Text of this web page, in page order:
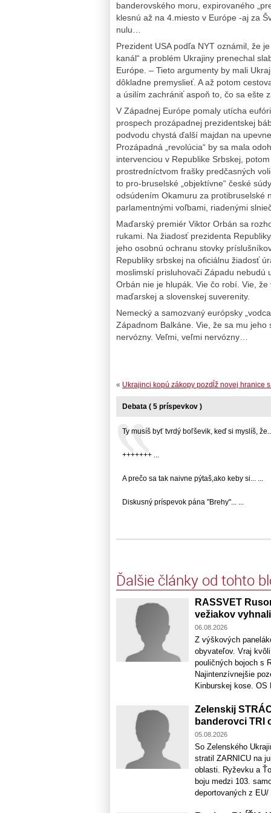
banderovského moru, expirovaného
klesnú až na 4.miesto v Európe -aj za
nulu…
Prezident USA podľa NYT oznámil, že
kanál“ a problém Ukrajiny prenechal
Európe. – Tieto argumenty by mali
dôkladne premyslieť. A až potom
a úsilím zachrániť aspoň to, čo sa ešte
V Západnej Európe pomaly utícha
prospech prozápadnej prezidentskej
podvodu chystá ďalší majdan na
Prozápadná „revolúcia“ by sa mala
intervenciou v Republike Srbskej,
prostredníctvom frašky predčasných
to pro-bruselské „objektívne“ české
odsúdením Okamuru za protibruselské
parlamentnými voľbami, riadenými
Maďarský premiér Viktor Orbán sa
rukami. Na žiadosť prezidenta
jeho osobnú ochranu stovky
Republiky srbskej na oficiálnu žiadosť
moslimskí prisluhovači Západu nebudú
Orbán nie je hlupák. Vie čo robí. Vie,
maďarskej a slovenskej suverenity.
Nemecký a samozvaný európsky
Západnom Balkáne. Vie, že sa mu jeho
nervózny. Veľmi, veľmi nervózny…
« Ukrajinci kopú zákopy pozdĺž novej hranice
Debata ( 5 príspevkov )
Ty musíš byť tvrdý boľševik, keď si myslíš,
+++++++ ...
A prečo sa tak naivne pýtaš,ako keby si... ...
Diskusný príspevok pána "Brehy"... ...
Ďalšie články od tohto
RASSVET
vežiakov
06.08.2026
Z výškových
obyvateľov. Vraj
pouličných bojoch s
Najintenzívnejšie
Kinburskej kose.
Zelenskij
banderovci TRI
05.08.2026
So Zelenského
stratil ZARNICU na
oblasti. Ryževku a
boju medzi 103.
deportovaných z